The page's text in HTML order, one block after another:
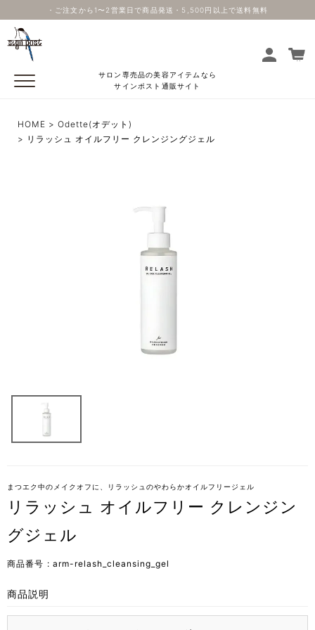
・ご注文から1〜2営業日で商品発送・5,500円以上で送料無料
サロン専売品の美容アイテムなら
サインポスト通販サイト
HOME
Odette(オデット)
リラッシュ オイルフリー クレンジングジェル
まつエク中のメイクオフに、リラッシュのやわらかオイルフリージェル
リラッシュ オイルフリー クレンジン
グジェル
商品番号 arm-relash_cleansing_gel
商品説明